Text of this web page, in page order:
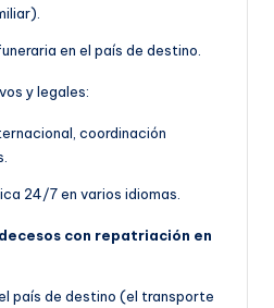
en el país de destino.
y legales:
coordinación
24/7 en varios idiomas.
con repatriación en
país de destino (el transporte